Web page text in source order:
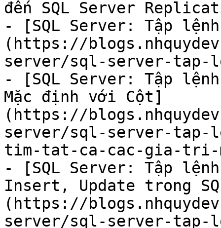
đến SQL Server
- [SQL Server: Tập
(https://
server/sql-server-tap-
- [SQL Server: Tập
Mặc định với Cột]
(https://
server/sql-server-tap-
tim-tat-ca-cac-gia-tri-
- [SQL Server: Tập
Insert, Update trong
(https://
server/sql-server-tap-